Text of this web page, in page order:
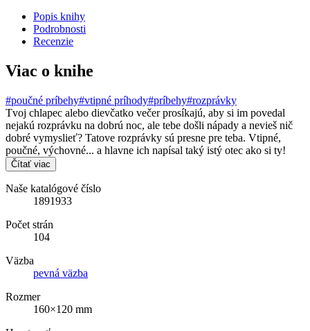
Popis knihy
Podrobnosti
Recenzie
Viac o knihe
#poučné príbehy#vtipné príhody#príbehy#rozprávky
Tvoj chlapec alebo dievčatko večer prosíkajú, aby si im povedal
nejakú rozprávku na dobrú noc, ale tebe došli nápady a nevieš nič
dobré vymyslieť? Tatove rozprávky sú presne pre teba. Vtipné,
poučné, výchovné... a hlavne ich napísal taký istý otec ako si ty!
Čítať viac
Naše katalógové číslo
1891933
Počet strán
104
Väzba
pevná väzba
Rozmer
160×120 mm